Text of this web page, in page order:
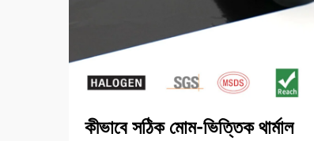
কীভাবে সঠিক মোম-ভিত্তিক থার্মাল